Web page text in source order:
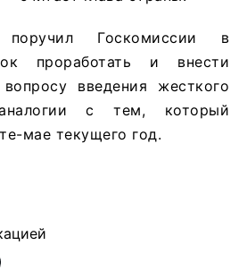
Госкомиссии в
проработать и внести
введения жесткого
с тем, который
мае текущего год.